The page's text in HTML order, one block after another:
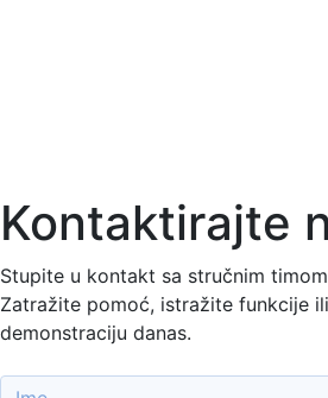
Kontaktirajte
Stupite u kontakt sa stručnim
Zatražite pomoć, istražite funkcije
demonstraciju danas.